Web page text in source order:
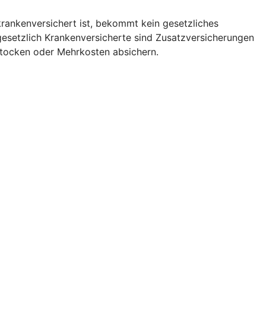
ist, bekommt kein gesetzliches
Krankenversicherte sind Zusatzversicherungen
oder Mehrkosten absichern.